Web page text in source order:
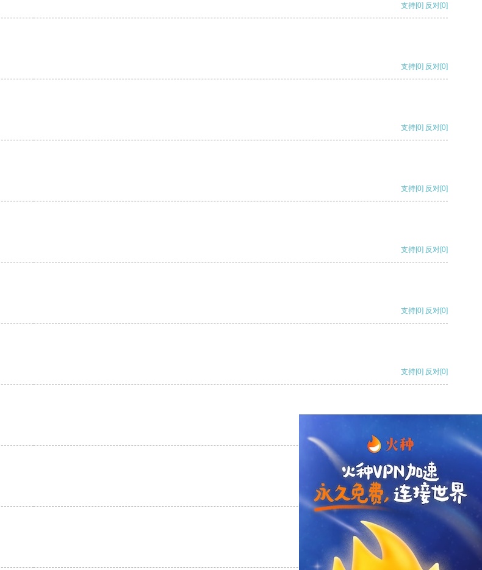
支持[0] 反对[0]
支持[0] 反对[0]
支持[0] 反对[0]
支持[0] 反对[0]
支持[0] 反对[0]
支持[0] 反对[0]
支持[0] 反对[0]
支持 [0] 反对[0]
支持[0] 反对